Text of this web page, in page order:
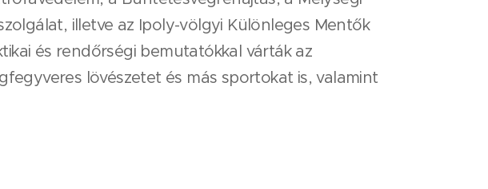
illetve az Ipoly-völgyi Különleges Mentők
és rendőrségi bemutatókkal várták az
lövészetet és más sportokat is, valamint